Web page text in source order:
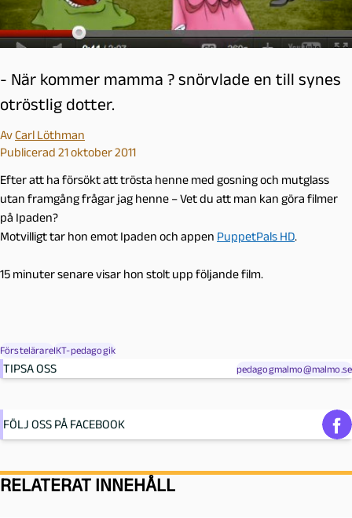
- När kommer mamma ? snörvlade en till synes
otröstlig dotter.
AvCarl Löthman
Publicerad 21 oktober 2011
Efter att ha försökt att trösta henne med gosning och mutglass
utan framgång frågar jag henne – Vet du att man kan göra filmer
på Ipaden?
Motvilligt tar hon emot Ipaden och appen PuppetPals HD.
15 minuter senare visar hon stolt upp följande film.
FörstelärareIKT-pedagogik
TIPSA OSS pedagogmalmo@malmo.se
FÖLJ OSS PÅ FACEBOOK
RELATERAT INNEHÅLL